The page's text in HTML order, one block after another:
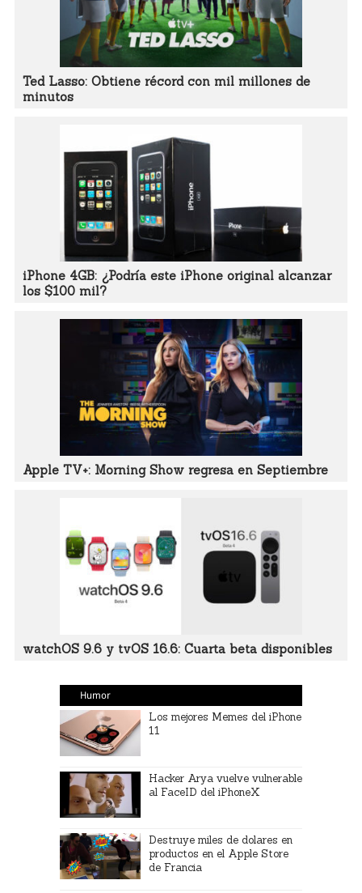
Ted Lasso: Obtiene récord con mil millones de
minutos
iPhone 4GB: ¿Podría este iPhone original alcanzar
los $100 mil?
Apple TV+: Morning Show regresa en Septiembre
watchOS 9.6 y tvOS 16.6: Cuarta beta disponibles
Humor
Los mejores Memes del iPhone
11
Hacker Arya vuelve vulnerable
al FaceID del iPhoneX
Destruye miles de dolares en
productos en el Apple Store
de Francia